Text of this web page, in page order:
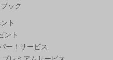
ック
ト
ント
ー！サービス